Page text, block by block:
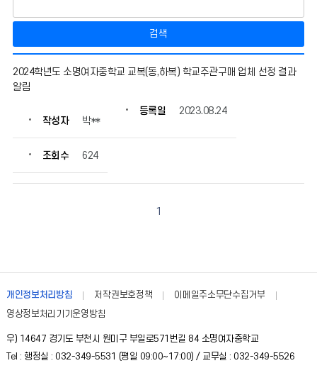
검색
타
의
물
제
록
조
회
정
보
2024학년도 소명여자중학교 교복(동,하복) 학교주관구매 업체 선정 결과
알림
작성자 박**
등록일 2023.08.24
조회수 624
1
개인정보처리방침 저작권보호정책
이메일주소무단수집거부
영상정보처리기기운영방침
우) 14647 경기도 부천시 원미구 부일로571번길 84 소명여자중학교
Tel : 행정실 : 032-349-5531 (평일 09:00~17:00) / 교무실 : 032-349-5526